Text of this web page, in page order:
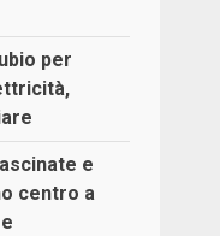
per
e
centro a